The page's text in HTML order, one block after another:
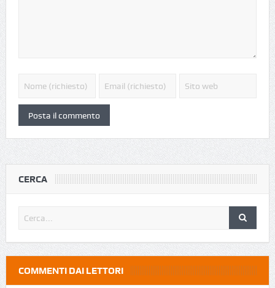
CERCA
COMMENTI DAI LETTORI